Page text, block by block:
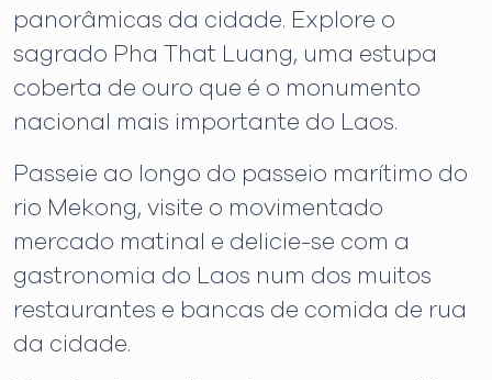
panorâmicas da cidade. Explore o
sagrado Pha That Luang, uma estupa
coberta de ouro que é o monumento
nacional mais importante do Laos.
Passeie ao longo do passeio marítimo do
rio Mekong, visite o movimentado
mercado matinal e delicie-se com a
gastronomia do Laos num dos muitos
restaurantes e bancas de comida de rua
da cidade.